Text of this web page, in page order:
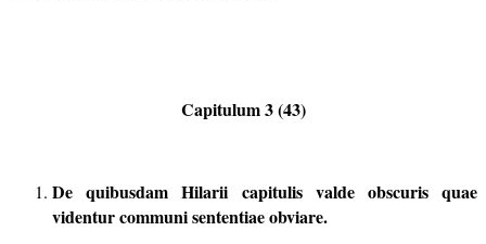
Capitulum 3 (43)
De quibusdam Hilarii capitulis valde obscuris quae
videntur communi sententiae obviare.